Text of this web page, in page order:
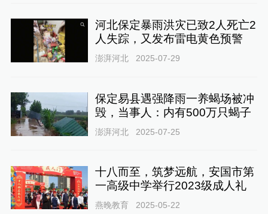
河北保定暴雨洪灾已致2人死亡2
人失踪，又发布雷电黄色预警
澎湃河北 2025-07-29
保定易县遇强降雨一养蝎场被冲
毁，当事人：内有500万只蝎子
澎湃河北 2025-07-25
十八而至，筑梦远航，安国市第
一高级中学举行2023级成人礼
燕晚教育 2025-05-22